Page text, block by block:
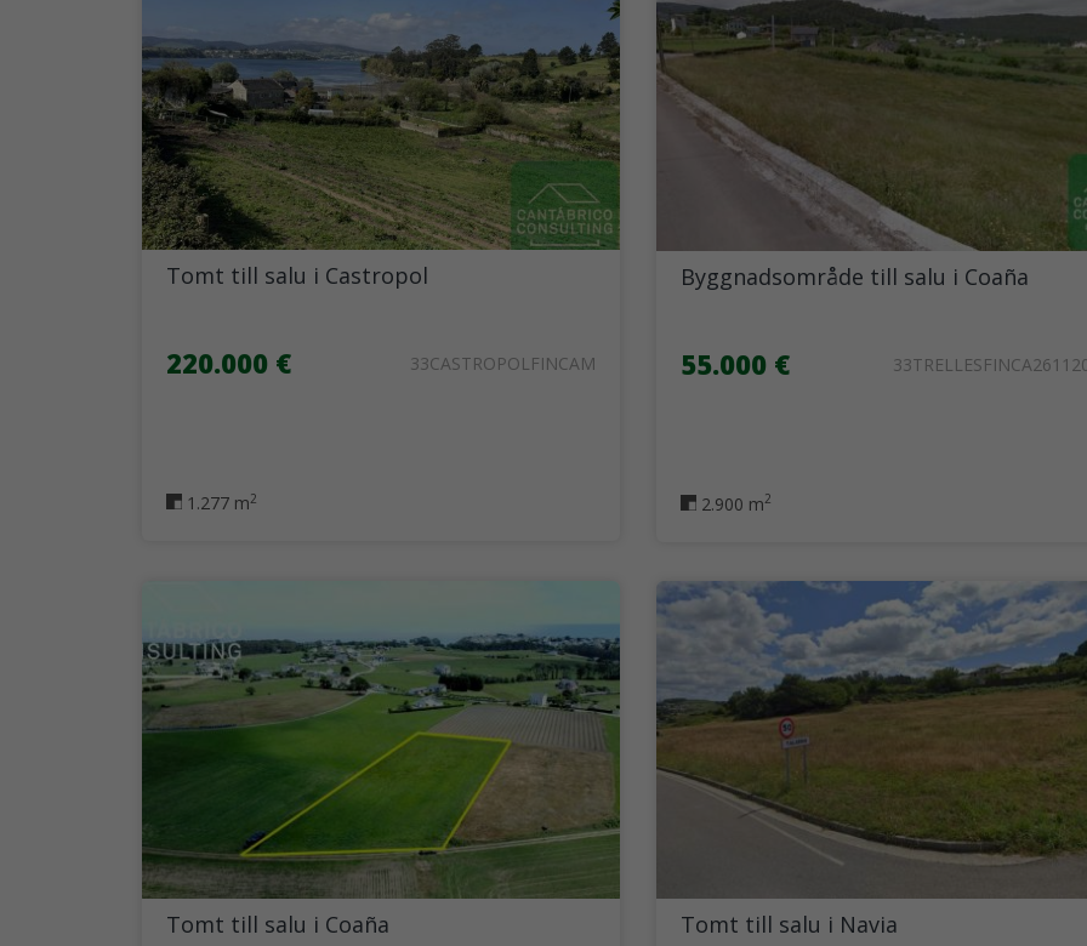
Tomt till salu i Castropol
220.000 € 33CASTROPOLFINCAM
1.277 m2
Byggnadsområde till salu i Coaña
55.000 €
2.900 m2
Tomt till salu i Coaña Tomt till salu i Navia